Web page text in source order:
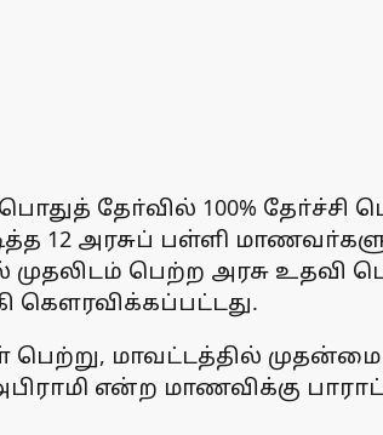
தோ்வில் 100% தோ்ச்சி
12 அரசுப் பள்ளி
பெற்ற அரசு உதவி
கௌரவிக்கப்பட்டது.
மாவட்டத்தில்
என்ற மாணவிக்கு